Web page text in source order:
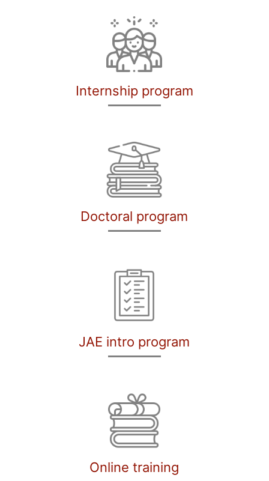
Internship program
Doctoral program
JAE intro program
Online training